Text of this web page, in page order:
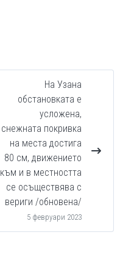
На Узана
обстановката е
усложена,
снежната покривка
на места достига
80 см, движението
към и в местността
се осъществява с
вериги /обновена/
5 февруари 2023